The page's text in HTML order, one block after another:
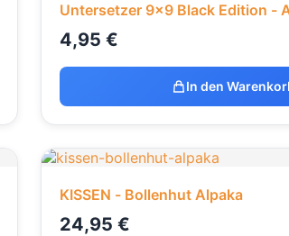
Untersetzer 9x9 Black Edition -
4,95 €
In den
KISSEN - Bollenhut Alpaka
24,95 €